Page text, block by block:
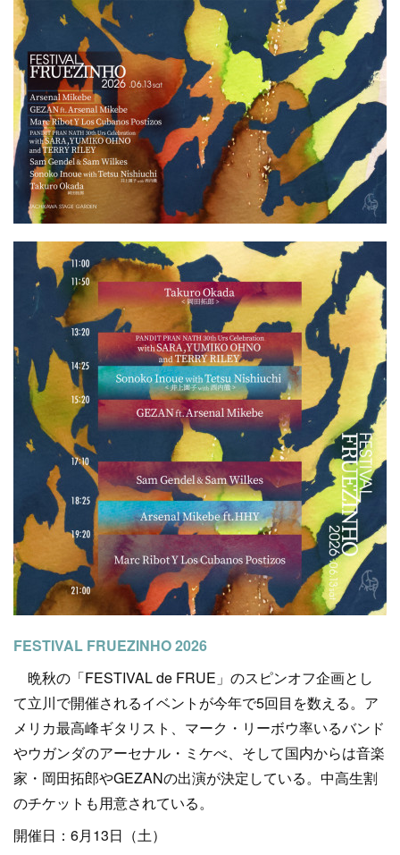
FESTIVAL FRUEZINHO 2026
晩秋の「FESTIVAL de FRUE」のスピンオフ企画とし
て立川で開催されるイベントが今年で5回目を数える。ア
メリカ最高峰ギタリスト、マーク・リーボウ率いるバンド
やウガンダのアーセナル・ミケべ、そして国内からは音楽
家・岡田拓郎やGEZANの出演が決定している。中高生割
のチケットも用意されている。
開催日：6月13日（土）